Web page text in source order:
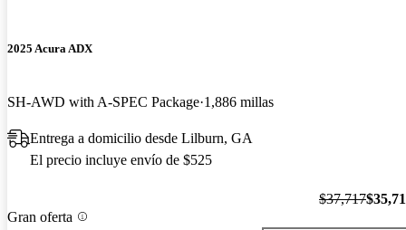
2025 Acura ADX
SH-AWD with A-SPEC Package 1,886 millas
Entrega a domicilio desde Lilburn, GA
El precio incluye envío de $525
Gran oferta
$37,717